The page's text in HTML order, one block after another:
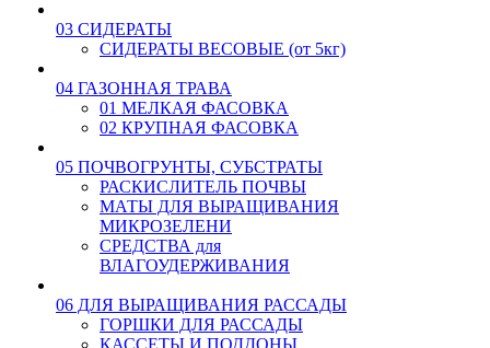
03 СИДЕРАТЫ
СИДЕРАТЫ ВЕСОВЫЕ (от 5кг)
04 ГАЗОННАЯ ТРАВА
01 МЕЛКАЯ ФАСОВКА
02 КРУПНАЯ ФАСОВКА
05 ПОЧВОГРУНТЫ, СУБСТРАТЫ
РАСКИСЛИТЕЛЬ ПОЧВЫ
МАТЫ ДЛЯ ВЫРАЩИВАНИЯ
МИКРОЗЕЛЕНИ
СРЕДСТВА для
ВЛАГОУДЕРЖИВАНИЯ
06 ДЛЯ ВЫРАЩИВАНИЯ РАССАДЫ
ГОРШКИ ДЛЯ РАССАДЫ
КАССЕТЫ И ПОДДОНЫ